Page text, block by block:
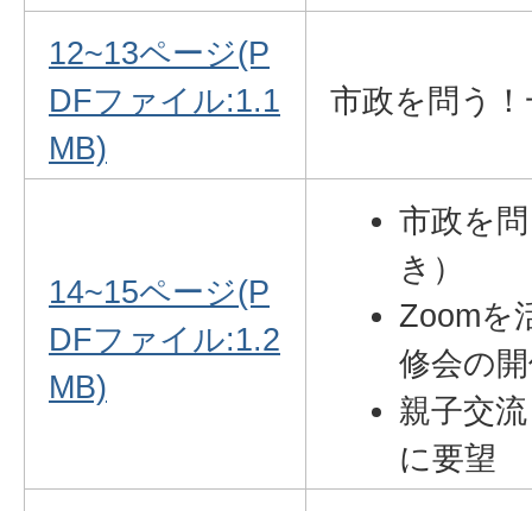
12~13ページ(P
DFファイル:1.1
MB)
市政を問う
14~15ページ(P
DFファイル:1.2
MB)
市政を
き）
Zoomを
修会の
親子交
に要望